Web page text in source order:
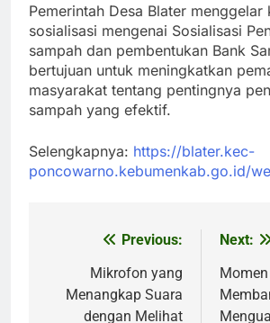
Pemerintah Desa Blater menggelar
sosialisasi mengenai Sosialisasi
sampah dan pembentukan Bank
bertujuan untuk meningkatkan
masyarakat tentang pentingnya
sampah yang efektif.
Selengkapnya: https://blater.kec-
poncowarno.kebumenkab.go.id/
navigation
Previous:
Mikrofon yang
Menangkap Suara
dengan Melihat
Next: